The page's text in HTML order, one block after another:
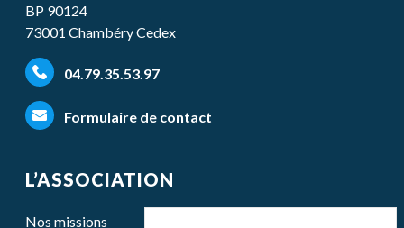
BP 90124
73001 Chambéry Cedex
04.79.35.53.97
Formulaire de contact
L’ASSOCIATION
Nos missions